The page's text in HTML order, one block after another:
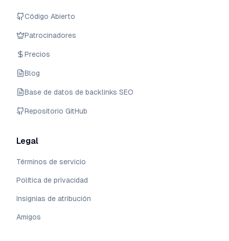
Código Abierto
Patrocinadores
Precios
Blog
Base de datos de backlinks SEO
Repositorio GitHub
Legal
Términos de servicio
Política de privacidad
Insignias de atribución
Amigos